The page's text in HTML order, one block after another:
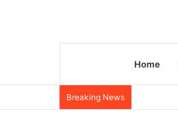
Home
Breaking News